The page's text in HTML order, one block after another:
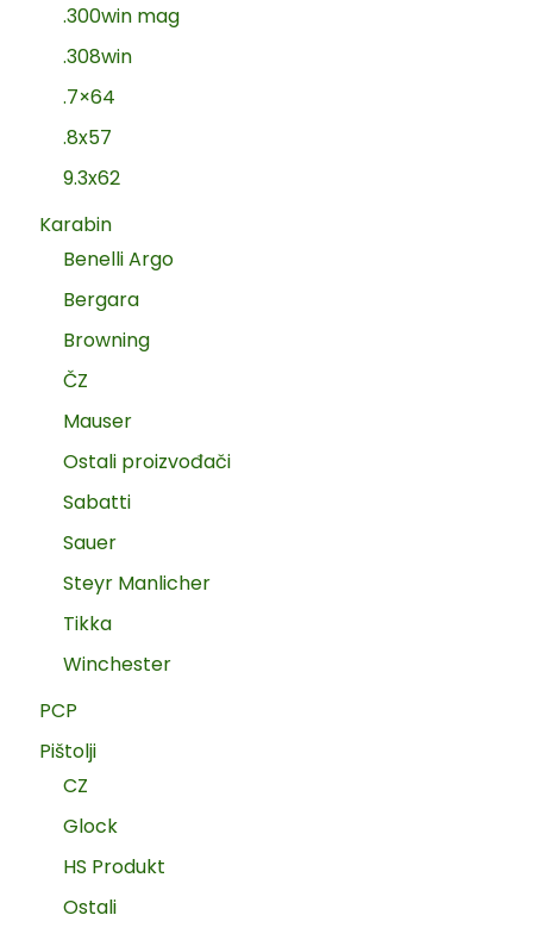
.300win mag
.308win
.7×64
.8x57
9.3x62
Karabin
Benelli Argo
Bergara
Browning
ČZ
Mauser
Ostali proizvođači
Sabatti
Sauer
Steyr Manlicher
Tikka
Winchester
PCP
Pištolji
CZ
Glock
HS Produkt
Ostali